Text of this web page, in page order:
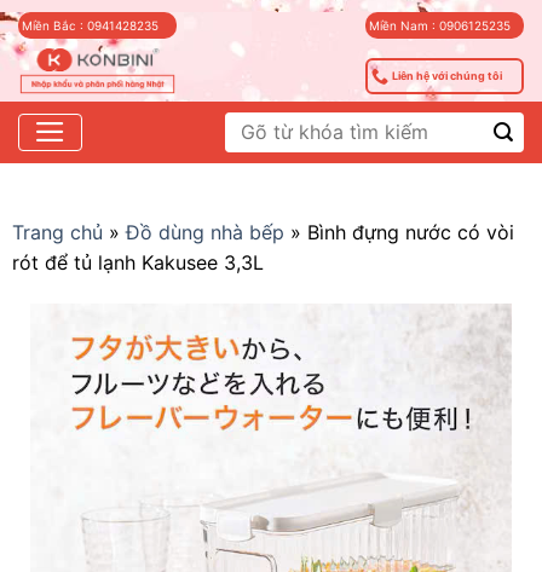
Skip
to
content
Miền Bắc : 0941428235 Miền Nam : 0906125235
Liên hệ với chúng tôi
Tìm
kiếm:
Trang chủ »Đồ dùng nhà bếp » Bình đựng nước có vòi
rót để tủ lạnh Kakusee 3,3L